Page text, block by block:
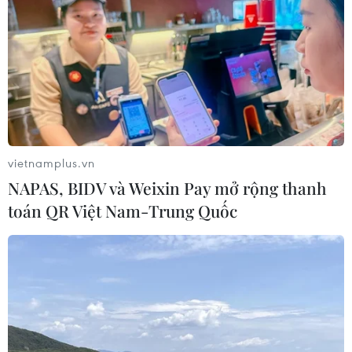
2026 cho công dân Pháp ngữ
06/08/2026 02:29
Đà Nẵng lần đầu đăng cai chung kết
Hoa hậu Di sản toàn cầu 2026
Đà Nẵng chi gần 38 tỷ đồng trang trí
Tết Đinh Mùi 2027
Giới thiệu Bộ sách Tuyển tập các tác
vietnamplus.vn
NAPAS, BIDV và Weixin Pay mở rộng thanh
toán QR Việt Nam-Trung Quốc